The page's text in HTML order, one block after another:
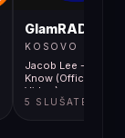
GlamRADIO
KOSOVO
Jacob Lee - I Just
Know (Official
Video)
5 SLUŠATELJA